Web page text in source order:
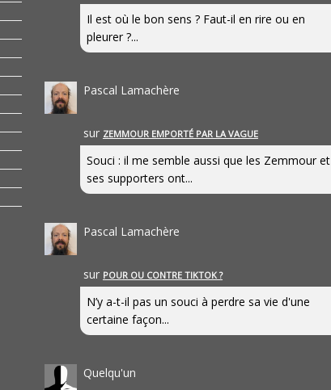
Il est où le bon sens ? Faut-il en rire ou en
pleurer ?...
Pascal Lamachère
sur ZEMMOUR EMPORTÉ PAR LA VAGUE
Souci : il me semble aussi que les Zemmour et
ses supporters ont...
Pascal Lamachère
sur POUR OU CONTRE TIKTOK ?
N’y a-t-il pas un souci à perdre sa vie d'une
certaine façon...
Quelqu'un